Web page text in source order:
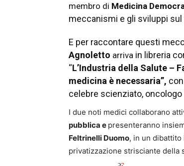
membro di Medicina
meccanismi e gli sviluppi sul
E per raccontare questi
Agnoletto arriva in libreria
“L’Industria della Salute –
medicina è necessaria”,
celebre scienziato,
I due noti medici collaborano
pubblica e presenteranno
Feltrinelli Duomo, in un
privatizzazione strisciante della